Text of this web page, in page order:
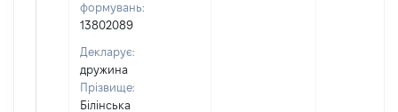
формувань:
13802089
Декларує:
дружина
Прізвище:
Білінська